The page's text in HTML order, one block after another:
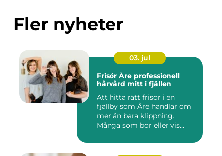
Fler nyheter
03. jul
Frisör Åre professionell
hårvård mitt i fjällen
Att hitta rätt frisör i en
fjällby som Åre handlar om
mer än bara klippning.
Många som bor eller vis...